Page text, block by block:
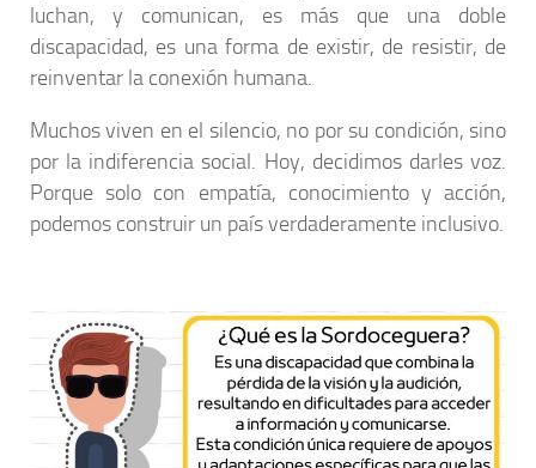
luchan, y comunican, es más que una doble
discapacidad, es una forma de existir, de resistir, de
reinventar la conexión humana.
Muchos viven en el silencio, no por su condición, sino
por la indiferencia social. Hoy, decidimos darles voz.
Porque solo con empatía, conocimiento y acción,
podemos construir un país verdaderamente inclusivo.